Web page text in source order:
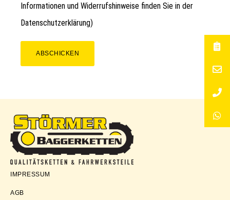
Informationen und Widerrufshinweise finden Sie in der
Datenschutzerklärung)
ABSCHICKEN
Störmer
IMPRESSUM
AGB